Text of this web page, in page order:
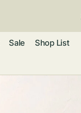
Sale Shop List